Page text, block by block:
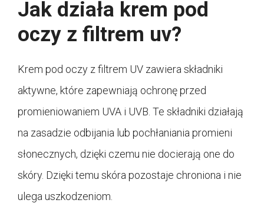
Jak działa krem pod
oczy z filtrem uv?
Krem pod oczy z filtrem UV zawiera składniki
aktywne, które zapewniają ochronę przed
promieniowaniem UVA i UVB. Te składniki działają
na zasadzie odbijania lub pochłaniania promieni
słonecznych, dzięki czemu nie docierają one do
skóry. Dzięki temu skóra pozostaje chroniona i nie
ulega uszkodzeniom.